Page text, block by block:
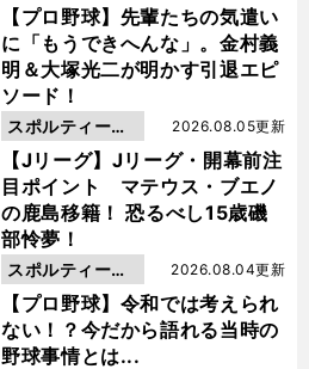
【プロ野球】先輩たちの気遣い
に「もうできへんな」。金村義
明＆大塚光二が明かす引退エピ
ソード！
動画
【Jリーグ】Jリーグ・開幕前注
目ポイント マテウス・ブエノ
の鹿島移籍！ 恐るべし15歳磯
部怜夢！
2026.08.05更新
スポルティーバ
動画
【プロ野球】令和では考えられ
ない！？今だから語れる当時の
野球事情とは...
2026.08.04更新
スポルティーバ
動画